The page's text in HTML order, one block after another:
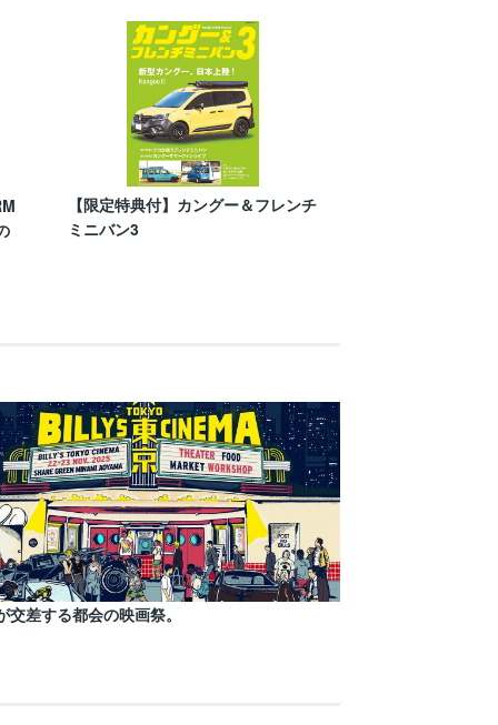
【限定特典付】カングー＆フレンチ
ミニバン3
交差する都会の映画祭。